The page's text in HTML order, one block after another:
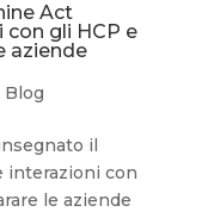
Act
gli HCP e
aziende
Blog
il
interazioni con
le aziende